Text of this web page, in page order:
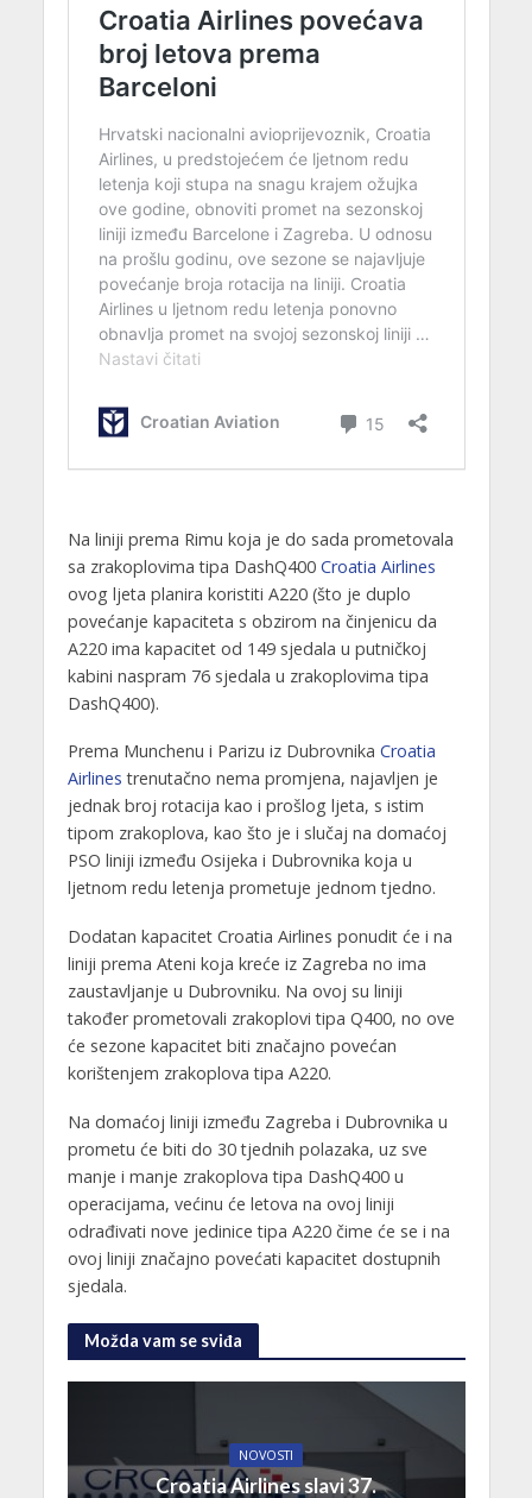
Na liniji prema Rimu koja je do sada prometovala
sa zrakoplovima tipa DashQ400 Croatia Airlines
ovog ljeta planira koristiti A220 (što je duplo
povećanje kapaciteta s obzirom na činjenicu da
A220 ima kapacitet od 149 sjedala u putničkoj
kabini naspram 76 sjedala u zrakoplovima tipa
DashQ400).
Prema Munchenu i Parizu iz Dubrovnika Croatia
Airlines trenutačno nema promjena, najavljen je
jednak broj rotacija kao i prošlog ljeta, s istim
tipom zrakoplova, kao što je i slučaj na domaćoj
PSO liniji između Osijeka i Dubrovnika koja u
ljetnom redu letenja prometuje jednom tjedno.
Dodatan kapacitet Croatia Airlines ponudit će i na
liniji prema Ateni koja kreće iz Zagreba no ima
zaustavljanje u Dubrovniku. Na ovoj su liniji
također prometovali zrakoplovi tipa Q400, no ove
će sezone kapacitet biti značajno povećan
korištenjem zrakoplova tipa A220.
Na domaćoj liniji između Zagreba i Dubrovnika u
prometu će biti do 30 tjednih polazaka, uz sve
manje i manje zrakoplova tipa DashQ400 u
operacijama, većinu će letova na ovoj liniji
odrađivati nove jedinice tipa A220 čime će se i na
ovoj liniji značajno povećati kapacitet dostupnih
sjedala.
Možda vam se sviđa
NOVOSTI
Croatia Airlines slavi 37.